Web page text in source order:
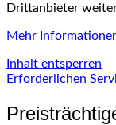
Drittanbieter
Mehr
Inhalt entsperren
Erforderlichen